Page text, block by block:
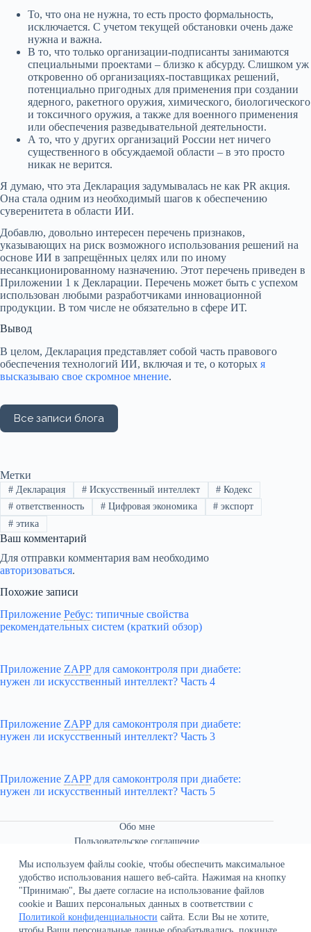
Мы используем файлы cookie, чтобы обеспечить максимальное
удобство использования нашего веб-сайта. Нажимая на кнопку
"Принимаю", Вы даете согласие на использование файлов
cookie и Ваших персональных данных в соответствии с
Политикой конфиденциальности сайта. Если Вы не хотите,
То, что она не нужна, то есть просто формальность,
исключается. С учетом текущей обстановки очень даже
нужна и важна.
В то, что только организации-подписанты занимаются
специальными проектами – близко к абсурду. Слишком уж
откровенно об организациях-поставщиках решений,
потенциально пригодных для применения при создании
ядерного, ракетного оружия, химического, биологического
и токсичного оружия, а также для военного применения
или обеспечения разведывательной деятельности.
А то, что у других организаций России нет ничего
существенного в обсуждаемой области – в это просто
никак не верится.
Я думаю, что эта Декларация задумывалась не как PR акция.
Она стала одним из необходимый шагов к обеспечению
суверенитета в области ИИ.
Добавлю, довольно интересен перечень признаков,
указывающих на риск возможного использования решений на
основе ИИ в запрещённых целях или по иному
несанкционированному назначению. Этот перечень приведен в
Приложении 1 к Декларации. Перечень может быть с успехом
использован любыми разработчиками инновационной
продукции. В том числе не обязательно в сфере ИТ.
Вывод
В целом, Декларация представляет собой часть правового
обеспечения технологий ИИ, включая и те, о которых я
высказываю свое скромное мнение.
Метки
#Декларация #Искусственный интеллект # Кодекс
#ответственность #Цифровая экономика # экспорт
#этика
Ваш комментарий
Для отправки комментария вам необходимо
авторизоваться.
Похожие записи
Приложение Ребус: типичные свойства
рекомендательных систем (краткий обзор)
Приложение ZAPP для самоконтроля при диабете:
нужен ли искусственный интеллект? Часть 4
Приложение ZAPP для самоконтроля при диабете:
нужен ли искусственный интеллект? Часть 3
Приложение ZAPP для самоконтроля при диабете:
нужен ли искусственный интеллект? Часть 5
Обо мне
Пользовательское соглашение